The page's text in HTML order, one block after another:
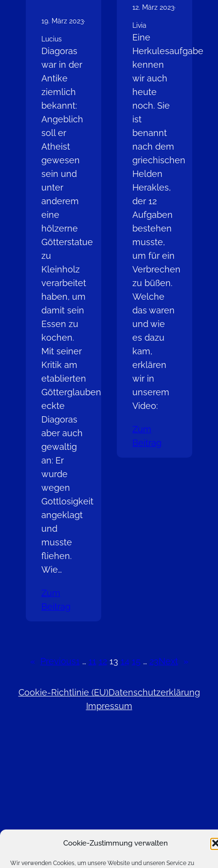
Cookie-Zustimmung verwalten
Wir verwenden Cookies, um unsere Website und unseren Service zu
19. März 2023·
Lucius
Diagoras
war in der
Antike
ziemlich
bekannt:
Angeblich
soll er
Atheist
gewesen
sein und
unter
anderem
eine
hölzerne
Götterstatue
zu
Kleinholz
verarbeitet
haben, um
damit sein
Essen zu
kochen.
Mit seiner
Kritik am
etablierten
Götterglauben
eckte
Diagoras
aber auch
gewaltig
an: Er
wurde
wegen
Gottlosigkeit
angeklagt
und
musste
fliehen.
Wie…
Zum
Beitrag
12. März 2023·
Livia
Eine
Herkulesaufgabe
kennen
wir auch
heute
noch. Sie
ist
benannt
nach dem
griechischen
Helden
Herakles,
der 12
Aufgaben
bestehen
musste,
um für ein
Verbrechen
zu büßen.
Welche
das waren
und wie
es dazu
kam,
erklären
wir in
unserem
Video:
Zum
Beitrag
« Previous1 … 11 12 13 14 15 … 23Next »
Cookie-Richtlinie (EU)Datenschutzerklärung
Impressum